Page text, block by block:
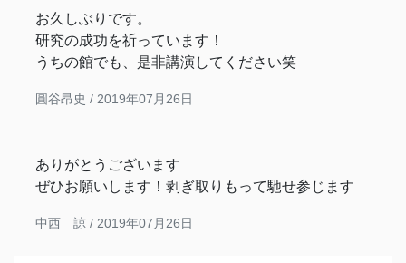
お久しぶりです。
研究の成功を祈っています！
うちの館でも、是非講演してください笑
圓谷昂史 / 2019年07月26日
ありがとうございます
ぜひお願いします！剥ぎ取りもって馳せ参じます
中西 諒 / 2019年07月26日